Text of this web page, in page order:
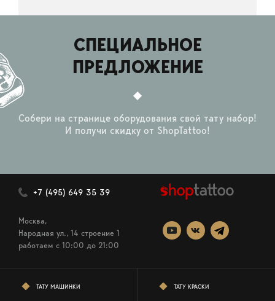
СПЕЦИАЛЬНОЕ
ПРЕДЛОЖЕНИЕ
Собери на странице оборудования свой тату набор!
И получи скидку от ShopTattoo!
+7 (495) 649 35 39
Москва,
Народная ул., 14 строение 1
работаем c 10:00 до 21:00
ТАТУ МАШИНКИ ТАТУ КРАСКИ